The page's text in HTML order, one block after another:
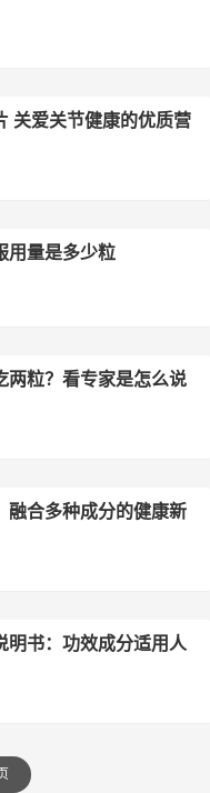
关爱关节健康的优质营
用量是多少粒
两粒？看专家是怎么说
融合多种成分的健康新
明书：功效成分适用人